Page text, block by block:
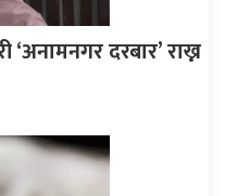
‘अनामनगर दरबार’ राख्न